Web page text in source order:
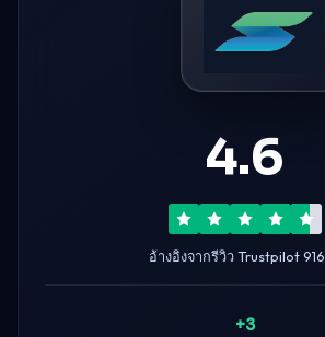
4.6
อ้างอิงจากรีวิว Trustpilot 916
+3